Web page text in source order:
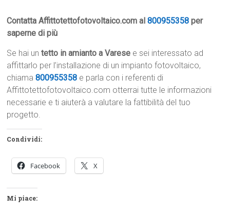
Contatta Affittotettofotovoltaico.com al800955358 per
saperne di più
Se hai untetto in amianto a Varese e sei interessato ad
affittarlo per l’installazione di un impianto fotovoltaico,
chiama800955358 e parla con i referenti di
Affittotettofotovoltaico.com otterrai tutte le informazioni
necessarie e ti aiuterà a valutare la fattibilità del tuo
progetto.
Condividi:
Facebook X
Mi piace: